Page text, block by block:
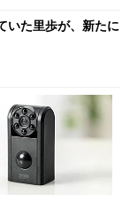
いた里歩が、新たに